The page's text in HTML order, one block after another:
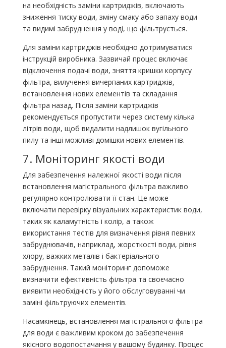
на необхідність заміни картриджів, включають
зниження тиску води, зміну смаку або запаху води
та видимі забруднення у воді, що фільтрується.
Для заміни картриджів необхідно дотримуватися
інструкцій виробника. Зазвичай процес включає
відключення подачі води, зняття кришки корпусу
фільтра, вилучення вичерпаних картриджів,
встановлення нових елементів та складання
фільтра назад. Після заміни картриджів
рекомендується пропустити через систему кілька
літрів води, щоб видалити надлишок вугільного
пилу та інші можливі домішки нових елементів.
7. Моніторинг якості води
Для забезпечення належної якості води після
встановлення магістрального фільтра важливо
регулярно контролювати її стан. Це може
включати перевірку візуальних характеристик води,
таких як каламутність і колір, а також
використання тестів для визначення рівня певних
забруднювачів, наприклад, жорсткості води, рівня
хлору, важких металів і бактеріального
забруднення. Такий моніторинг допоможе
визначити ефективність фільтра та своєчасно
виявити необхідність у його обслуговуванні чи
заміні фільтруючих елементів.
Насамкінець, встановлення магістрального фільтра
для води є важливим кроком до забезпечення
якісного водопостачання у вашому будинку. Процес